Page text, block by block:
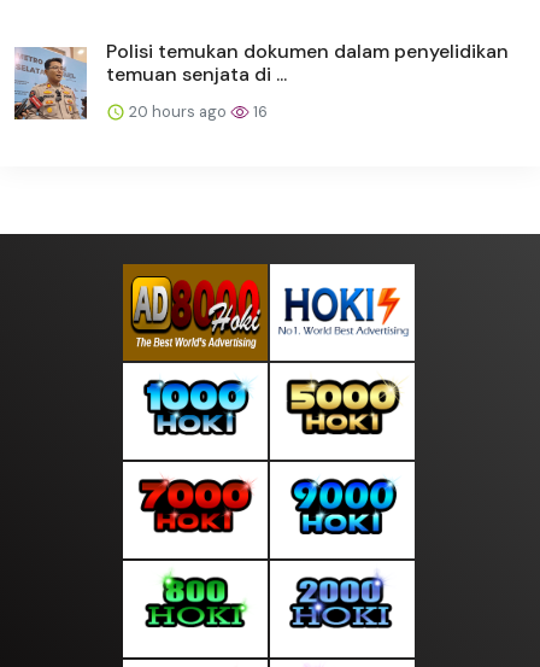
Polisi temukan dokumen dalam penyelidikan
temuan senjata di ...
20 hours ago 16